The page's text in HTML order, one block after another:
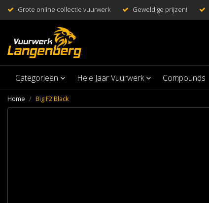
Grote online collectie vuurwerk Geweldige prijzen!
Categorieën Hele Jaar Vuurwerk Compounds
Home Big F2 Black